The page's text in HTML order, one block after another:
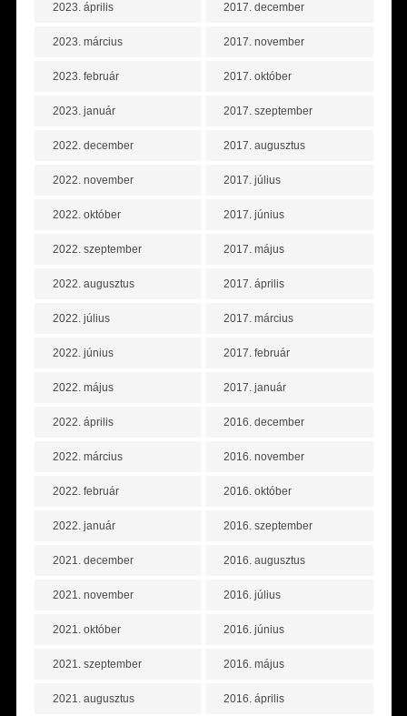
2023. április
2023. március
2023. február
2023. január
2022. december
2022. november
2022. október
2022. szeptember
2022. augusztus
2022. július
2022. június
2022. május
2022. április
2022. március
2022. február
2022. január
2021. december
2021. november
2021. október
2021. szeptember
2021. augusztus
2017. december
2017. november
2017. október
2017. szeptember
2017. augusztus
2017. július
2017. június
2017. május
2017. április
2017. március
2017. február
2017. január
2016. december
2016. november
2016. október
2016. szeptember
2016. augusztus
2016. július
2016. június
2016. május
2016. április